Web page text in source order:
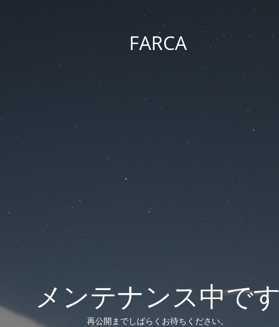
FARCA
メンテナンス中です
再公開までしばらくお待ちください。